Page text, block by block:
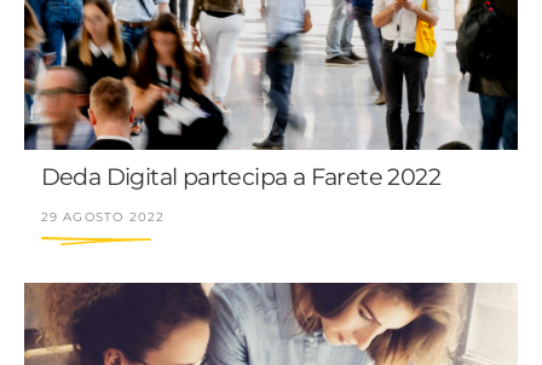
Deda Digital partecipa a Farete 2022
29 AGOSTO 2022